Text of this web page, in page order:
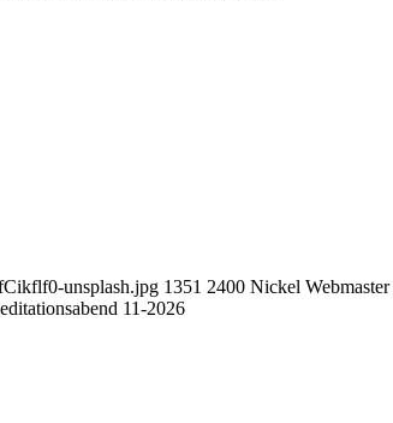
unsplash.jpg 1351 2400 Nickel Webmaster
11-2026